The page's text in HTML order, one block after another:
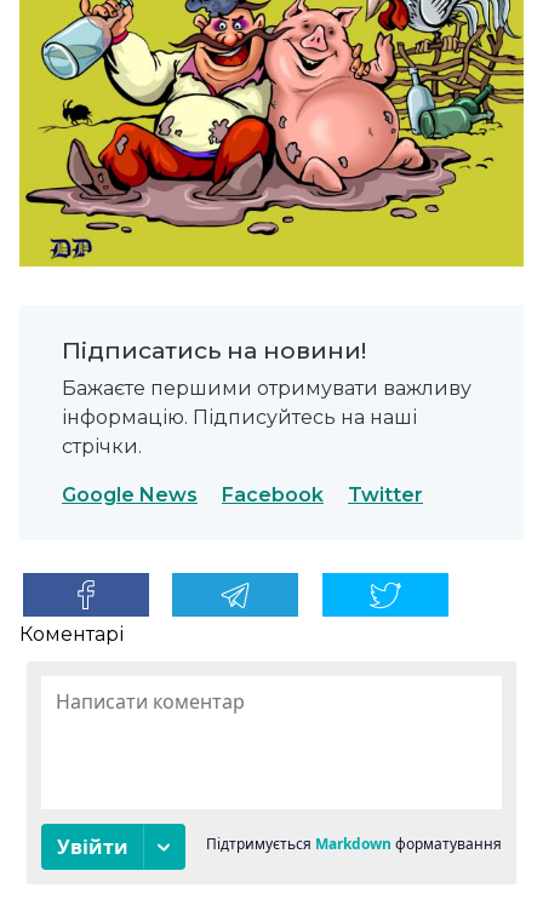
Підписатись на новини!
Бажаєте першими отримувати важливу
інформацію. Підписуйтесь на наші
стрічки.
Google News Facebook Twitter
Коментарі